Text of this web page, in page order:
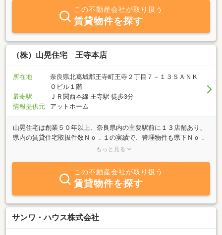
この不動産会社が取り扱う
賃貸物件を探す
（株）山晃住宅 王寺本店
所在地
奈良県北葛城郡王寺町王寺２丁目７－１３ＳＡＮＫ
Ｏビル１階
最寄駅
ＪＲ関西本線 王寺駅 徒歩3分
情報提供元
アットホーム
山晃住宅は創業５０年以上、奈良県内の主要駅前に１３店舗あり、
県内の賃貸住宅取扱件数Ｎｏ．１の実績で、管理物件も県下Ｎｏ．
１を誇っています。また豊富な良質物件と信頼をもとに、テレビＣ
ので、お部屋探しは安心してお任せください！当店があるエリアは
奈良県の西の玄関口に位置し、大阪市内までＪＲ快速で１５分程度
という利便性にも関わらず、緑多く環境にも恵まれた地域です。お
客様の様々なニーズにお応えできるよう豊富な物件を取り揃え、
「お客様により一層喜んでいただきたい！」そんな思いであなた様
のご来店をスタッフ全員、元気イッパイの笑顔でお待ちしておりま
す。」
もっと見る
この不動産会社が取り扱う
賃貸物件を探す
サンワ・ハウス株式会社